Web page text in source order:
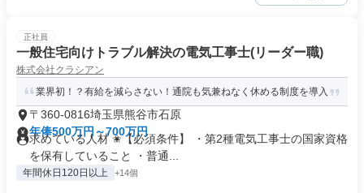
正社員
一般住宅向けトラブル解決の電気工事士(リーダー職)
株式会社クラシアン
業界初！？有給を減らさない！通院も気兼ねなく休める制度を導入
〒360-0816埼玉県熊谷市石原
年俸500万円～700万円
求めている人材 ✬【必須条件】 ・第2種電気工事士の国家資格
を保有していること ・普通...
年間休日120日以上 +14個